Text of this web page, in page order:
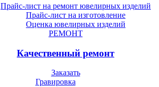
Прайс-лист на ремонт ювелирных изделий
Прайс-лист на изготовление
Оценка ювелирных изделий
РЕМОНТ
Качественный ремонт
Заказать
Гравировка